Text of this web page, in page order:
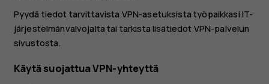
Pyydä tiedot tarvittavista VPN-asetuksista työpaikkasi IT-
järjestelmänvalvojalta tai tarkista lisätiedot VPN-palvelun
sivustosta.
Käytä suojattua VPN-yhteyttä